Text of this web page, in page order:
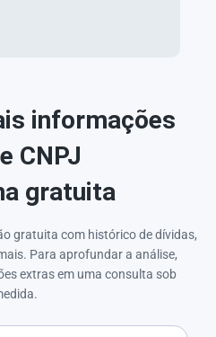
informações
CNPJ
gratuita
gratuita com histórico de dívidas,
Para aprofundar a análise,
extras em uma consulta sob